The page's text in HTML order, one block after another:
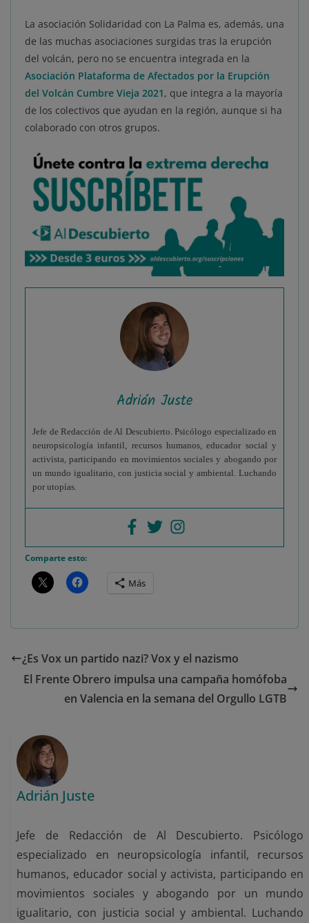
La asociación Solidaridad con La Palma es, además, una
de las muchas asociaciones surgidas tras la erupción
del volcán, pero no se encuentra integrada en la
Asociación Plataforma de Afectados por la Erupción
del Volcán Cumbre Vieja 2021, que integra a la mayoría
de los colectivos que ayudan en la región, aunque si ha
colaborado con otros grupos.
Adrián Juste
Jefe de Redacción de Al Descubierto. Psicólogo especializado en
neuropsicología infantil, recursos humanos, educador social y
activista, participando en movimientos sociales y abogando por
un mundo igualitario, con justicia social y ambiental. Luchando
por utopías.
Comparte esto:
Más
¿Es Vox un partido nazi? Vox y el nazismo
El Frente Obrero impulsa una campaña homófoba
en Valencia en la semana del Orgullo LGTB
Adrián Juste
Jefe de Redacción de Al Descubierto. Psicólogo
especializado en neuropsicología infantil, recursos
humanos, educador social y activista, participando en
movimientos sociales y abogando por un mundo
igualitario, con justicia social y ambiental. Luchando